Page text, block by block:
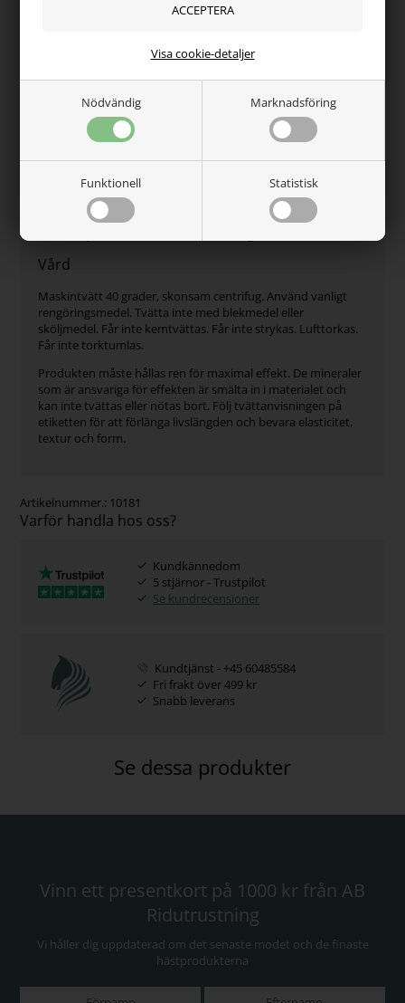
Nödvändig Marknadsföring
Funktionell Statistisk
Visa cookie-detaljer
Test of Time - produkter illustrerar kärnan i vår
hållbarhetsfilosofi: Lång livslängd, hållbarhet och tidlös
Tillverkad i: Ytterdel: 100% polyester Fyllning: 100% SBR Band:
100% Polypropylen Innerdel: 100% Polypropylen Fyllning:
Vård
Maskintvätt 40 grader, skonsam centrifug. Använd vanligt
rengöringsmedel. Tvätta inte med blekmedel eller
sköljmedel. Får inte kemtvättas. Får inte strykas. Lufttorkas.
Får inte torktumlas.
Produkten måste hållas ren för maximal effekt. De mineraler
som är ansvariga för effekten är smälta in i materialet och
kan inte tvättas eller nötas bort. Följ tvättanvisningen på
etiketten för att förlänga livslängden och bevara elasticitet,
textur och form.
Artikelnummer.: 10181
Varför handla hos oss?
Kundkännedom
5 stjärnor - Trustpilot
Se kundrecensioner
Kundtjänst - +45 60485584
Fri frakt över 499 kr
Snabb leverans
Se dessa produkter
Vinn ett presentkort på 1000 kr från AB
Ridutrustning
Vi håller dig uppdaterad om det senaste modet och de finaste
hästprodukterna